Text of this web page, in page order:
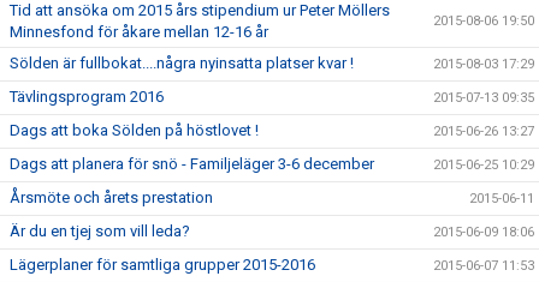
Tid att ansöka om 2015 års stipendium ur Peter Möllers
Minnesfond för åkare mellan 12-16 år
2015-08-06 19:50
Sölden är fullbokat....några nyinsatta platser kvar ! 2015-08-03 17:29
Tävlingsprogram 2016 2015-07-13 09:35
Dags att boka Sölden på höstlovet ! 2015-06-26 13:27
Dags att planera för snö - Familjeläger 3-6 december 2015-06-25 10:29
Årsmöte och årets prestation 2015-06-11
Är du en tjej som vill leda? 2015-06-09 18:06
Lägerplaner för samtliga grupper 2015-2016 2015-06-07 11:53